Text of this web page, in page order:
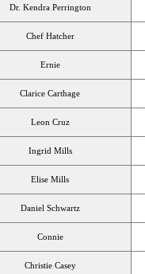
Dr. Kendra Perrington
Chef Hatcher
Ernie
Clarice Carthage
Leon Cruz
Ingrid Mills
Elise Mills
Daniel Schwartz
Connie
Christie Casey